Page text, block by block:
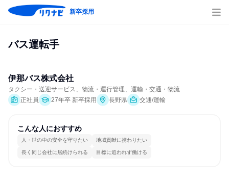
新卒採用
バス運転手
伊那バス株式会社
タクシー・送迎サービス、物流・運行管理、運輸・交通・物流
正社員
27年卒 新卒採用 長野県 交通/運輸
こんな人におすすめ
人・世の中の安全を守りたい 地域貢献に携わりたい
長く同じ会社に居続けられる 目標に追われず働ける